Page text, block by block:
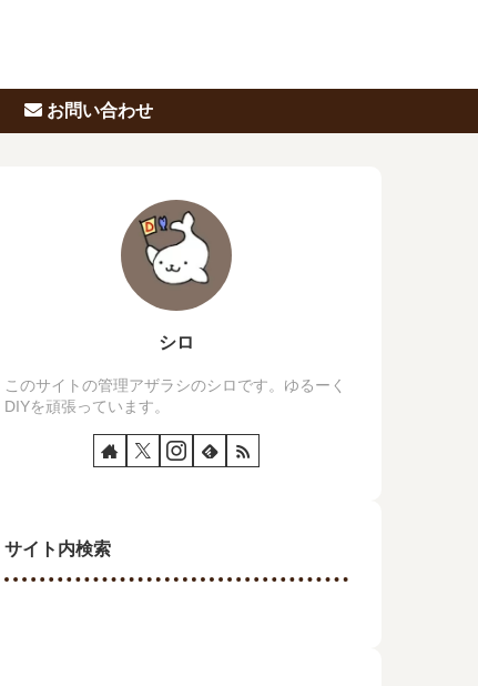
お問い合わせ
シロ
このサイトの管理アザラシのシロです。ゆるーく
DIYを頑張っています。
サイト内検索